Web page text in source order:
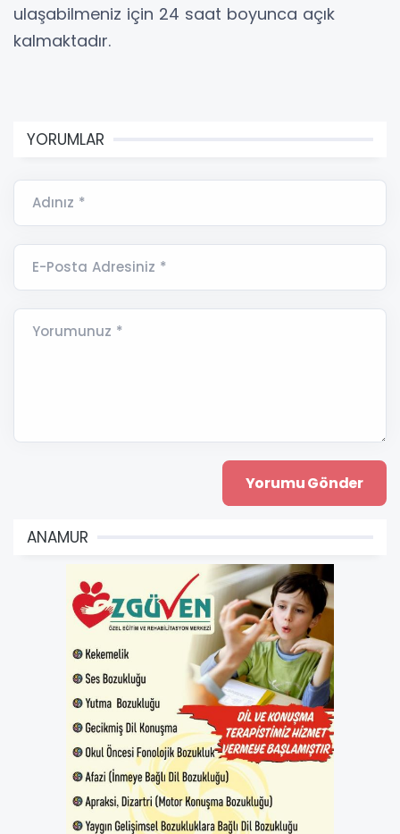
ulaşabilmeniz için 24 saat boyunca açık
kalmaktadır.
YORUMLAR
Adınız *
E-Posta Adresiniz *
Yorumunuz *
ANAMUR